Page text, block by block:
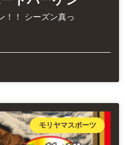
！！ シーズン真っ
モリヤマスポーツ